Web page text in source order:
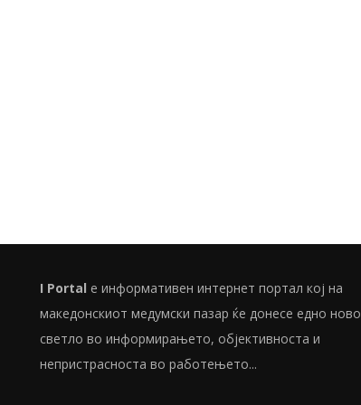
I Portal е информативен интернет портал кој на
македонскиот медумски пазар ќе донесе едно ново
светло во информирањето, објективноста и
непристрасноста во работењето...